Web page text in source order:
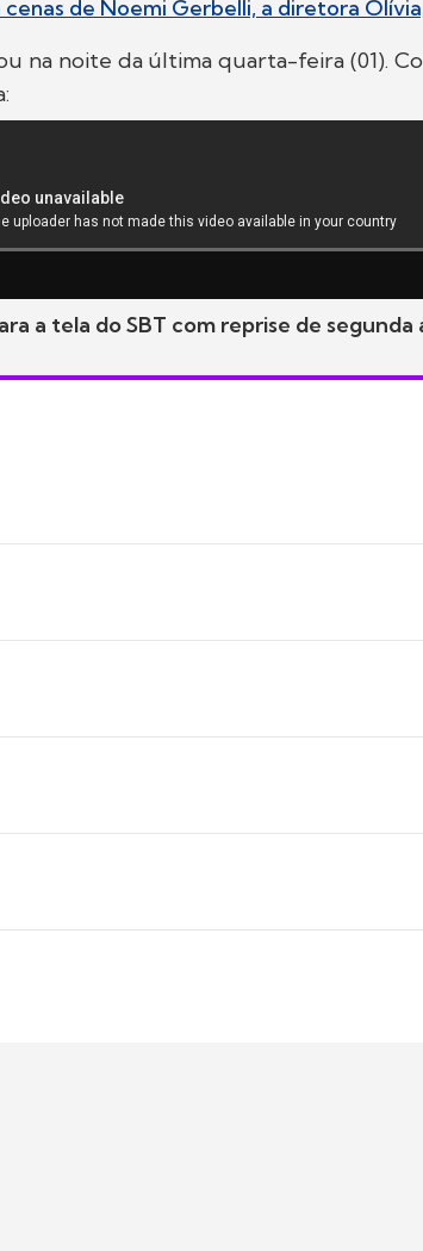
de Noemi Gerbelli, a diretora
na noite da última quarta-feira (01).
a tela do SBT com reprise de segunda